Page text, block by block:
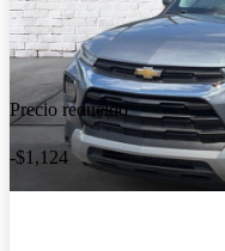
Precio reducido
-$1,124